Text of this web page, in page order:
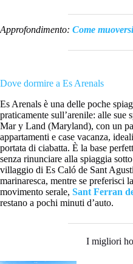
Approfondimento: Come
Dove dormire a Es Arenals
Es Arenals è una delle poche
praticamente sull’arenile: alle
Mar y Land (Maryland), con un
appartamenti e case vacanza,
portata di ciabatta. È la base
senza rinunciare alla spiaggia
villaggio di Es Caló de Sant
marinaresca, mentre se preferisci
movimento serale, Sant Ferran
restano a pochi minuti d’auto.
I migliori